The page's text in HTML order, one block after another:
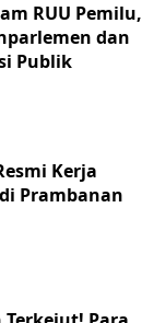
RUU Pemilu,
dan
Publik
Kerja
Prambanan